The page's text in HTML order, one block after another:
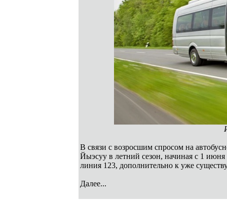
В связи с возросшим спросом на
Йыэсуу в летний сезон, начиная с 1 июня
линия 123, дополнительно к уже
Далее...